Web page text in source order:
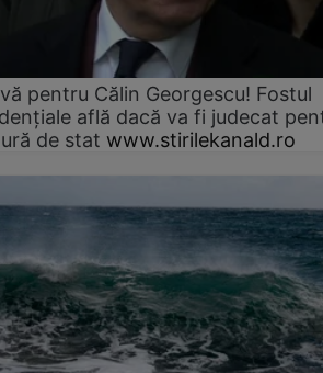
pentru Călin Georgescu! Fostul
află dacă va fi judecat
de stat www.stirilekanald.ro